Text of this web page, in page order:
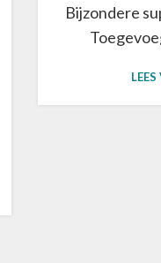
Bijzondere
LEES